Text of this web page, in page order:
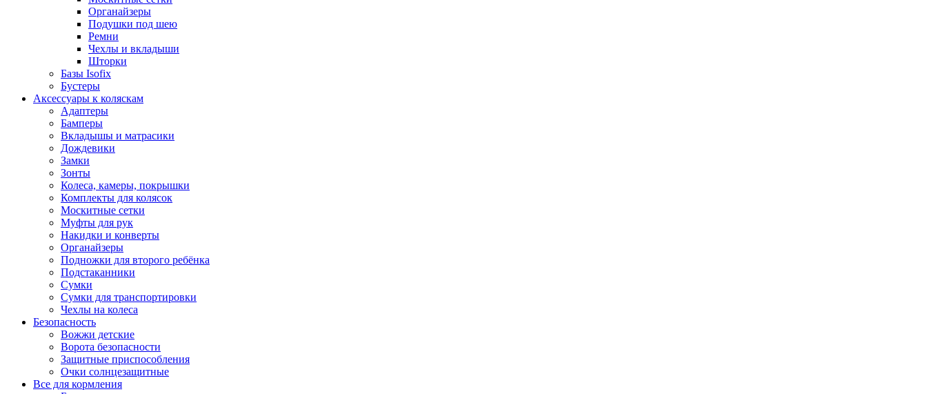
Органайзеры
Подушки под шею
Ремни
Чехлы и вкладыши
Шторки
Базы Isofix
Бустеры
Аксессуары к коляскам
Адаптеры
Бамперы
Вкладышы и матрасики
Дождевики
Замки
Зонты
Колеса, камеры, покрышки
Комплекты для колясок
Москитные сетки
Муфты для рук
Накидки и конверты
Органайзеры
Подножки для второго ребёнка
Подстаканники
Сумки
Сумки для транспортировки
Чехлы на колеса
Безопасность
Вожжи детские
Ворота безопасности
Защитные приспособления
Очки солнцезащитные
Все для кормления